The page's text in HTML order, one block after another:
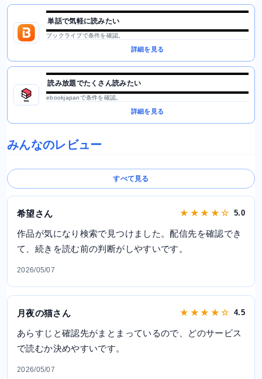
単話で気軽に読みたい
ブックライブで条件を確認。
詳細を見る
読み放題でたくさん読みたい
ebookjapanで条件を確認。
詳細を見る
みんなのレビュー
すべて見る
希望さん ★ ★ ★ ★ ☆ 5.0
作品が気になり検索で見つけました。配信先を確認でき
て、続きを読む前の判断がしやすいです。
2026/05/07
月夜の猫さん ★ ★ ★ ★ ☆ 4.5
あらすじと確認先がまとまっているので、どのサービス
で読むか決めやすいです。
2026/05/07